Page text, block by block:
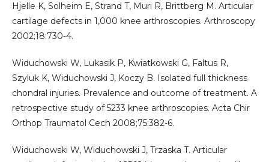
Hjelle K, Solheim E, Strand T, Muri R, Brittberg M. Articular
cartilage defects in 1,000 knee arthroscopies. Arthroscopy
2002;18:730-4.
Widuchowski W, Lukasik P, Kwiatkowski G, Faltus R,
Szyluk K, Widuchowski J, Koczy B. Isolated full thickness
chondral injuries. Prevalence and outcome of treatment. A
retrospective study of 5233 knee arthroscopies. Acta Chir
Orthop Traumatol Cech 2008;75:382-6.
Widuchowski W, Widuchowski J, Trzaska T. Articular